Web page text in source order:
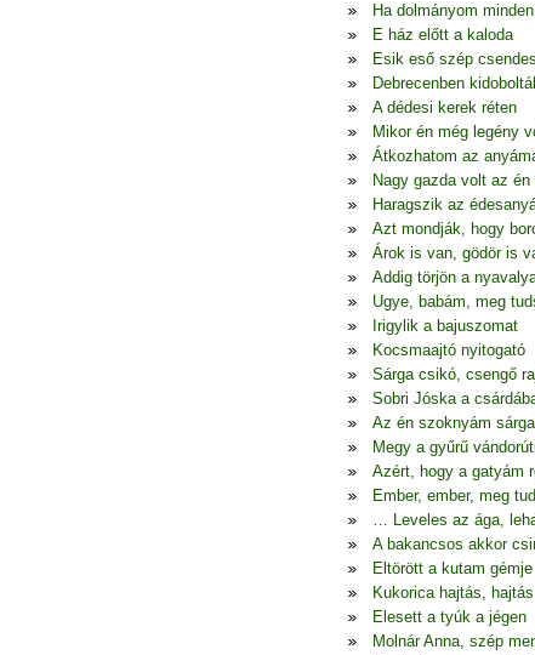
Ha dolmányom
E ház előtt a kaloda
Esik eső szép
Debrecenben
A dédesi kerek réten
Mikor én még legény
Átkozhatom az
Nagy gazda volt az én
Haragszik az
Azt mondják, hogy
Árok is van, gödör is
Addig törjön a
Ugye, babám, meg
Irigylik a bajuszomat
Kocsmaajtó nyitogató
Sárga csikó, csengő
Sobri Jóska a
Az én szoknyám
Megy a gyűrű
Azért, hogy a gatyám
Ember, ember, meg
… Leveles az ága,
A bakancsos akkor
Eltörött a kutam gémje
Kukorica hajtás, hajtás
Elesett a tyúk a jégen
Molnár Anna, szép